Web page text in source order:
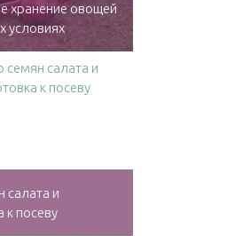
хранение овощей
условиях
салата и
к посеву